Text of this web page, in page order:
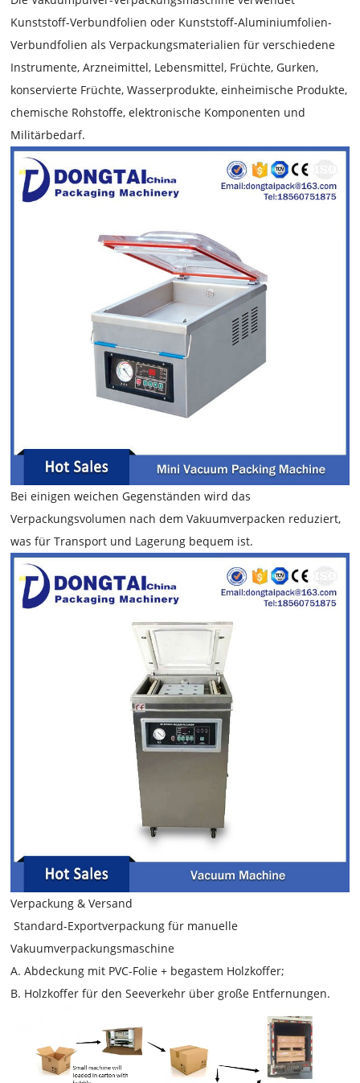
Kunststoff-Verbundfolien oder Kunststoff-Aluminiumfolien-
Verbundfolien als Verpackungsmaterialien für verschiedene
Instrumente, Arzneimittel, Lebensmittel, Früchte, Gurken,
konservierte Früchte, Wasserprodukte, einheimische Produkte,
chemische Rohstoffe, elektronische Komponenten und
Militärbedarf.
Bei einigen weichen Gegenständen wird das
Verpackungsvolumen nach dem Vakuumverpacken reduziert,
was für Transport und Lagerung bequem ist.
Verpackung & Versand
Standard-Exportverpackung für manuelle
Vakuumverpackungsmaschine
A. Abdeckung mit PVC-Folie + begastem Holzkoffer;
B. Holzkoffer für den Seeverkehr über große Entfernungen.